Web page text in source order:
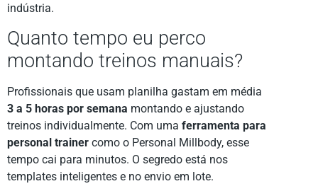
indústria.
Quanto tempo eu perco
montando treinos manuais?
Profissionais que usam planilha gastam em média
3 a 5 horas por semana montando e ajustando
treinos individualmente. Com uma ferramenta para
personal trainer como o Personal Millbody, esse
tempo cai para minutos. O segredo está nos
templates inteligentes e no envio em lote.